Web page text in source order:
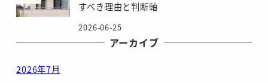
すべき理由と判断軸
2026-06-25
アーカイブ
2026年7月